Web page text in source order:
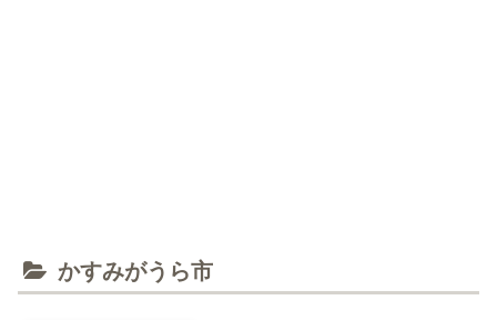
かすみがうら市